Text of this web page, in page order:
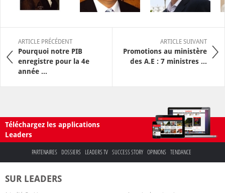
ARTICLE PRÉCÉDENT
Pourquoi notre PIB
enregistre pour la 4e
année ...
ARTICLE SUIVANT
Promotions au ministère
des A.E : 7 ministres ...
Téléchargez les applications
Leaders
PARTENAIRES DOSSIERS LEADERS TV SUCCESS STORY OPINIONS TENDANCE
SUR LEADERS